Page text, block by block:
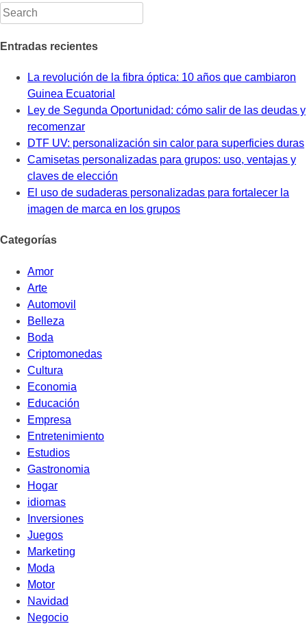
Entradas recientes
La revolución de la fibra óptica: 10 años que cambiaron
Guinea Ecuatorial
Ley de Segunda Oportunidad: cómo salir de las deudas y
recomenzar
DTF UV: personalización sin calor para superficies duras
Camisetas personalizadas para grupos: uso, ventajas y
claves de elección
El uso de sudaderas personalizadas para fortalecer la
imagen de marca en los grupos
Categorías
Amor
Arte
Automovil
Belleza
Boda
Criptomonedas
Cultura
Economia
Educación
Empresa
Entretenimiento
Estudios
Gastronomia
Hogar
idiomas
Inversiones
Juegos
Marketing
Moda
Motor
Navidad
Negocio